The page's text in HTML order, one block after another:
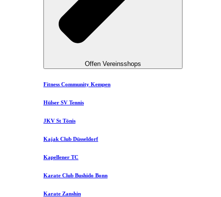
Offen Vereinsshops
Fitness Community Kempen
Hülser SV Tennis
JKV St Tönis
Kajak Club Düsseldorf
Kapellener TC
Karate Club Bushido Bonn
Karate Zanshin